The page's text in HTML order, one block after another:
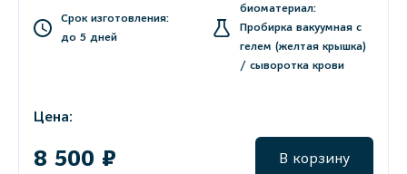
Срок изготовления:
до 5 дней
биоматериал:
Пробирка вакуумная с
гелем (желтая крышка)
/ сыворотка крови
Цена:
8 500 ₽ В корзину